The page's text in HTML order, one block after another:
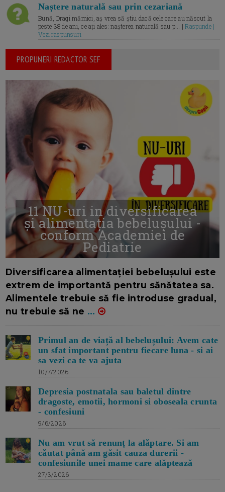
Naștere naturală sau prin cezariană
Bună, Dragi mămici, aș vrea să știu dacă cele care au născut la
peste 38 de ani, ce ați ales: nașterea naturală sau p... |Raspunde |
Vezi raspunsuri
PROPUNERI REDACTOR SEF
11 NU-uri in diversificarea
și alimentația bebelușului -
conform Academiei de
Pediatrie
Diversificarea alimentației bebelușului este
extrem de importantă pentru sănătatea sa.
Alimentele trebuie să fie introduse gradual,
nu trebuie să ne ...
Primul an de viață al bebelușului: Avem cate
un sfat important pentru fiecare luna - si ai
sa vezi ca te va ajuta
10/7/2026
Depresia postnatala sau baletul dintre
dragoste, emotii, hormoni si oboseala crunta
- confesiuni
9/6/2026
Nu am vrut să renunț la alăptare. Si am
căutat până am găsit cauza durerii -
confesiunile unei mame care alăptează
27/3/2026